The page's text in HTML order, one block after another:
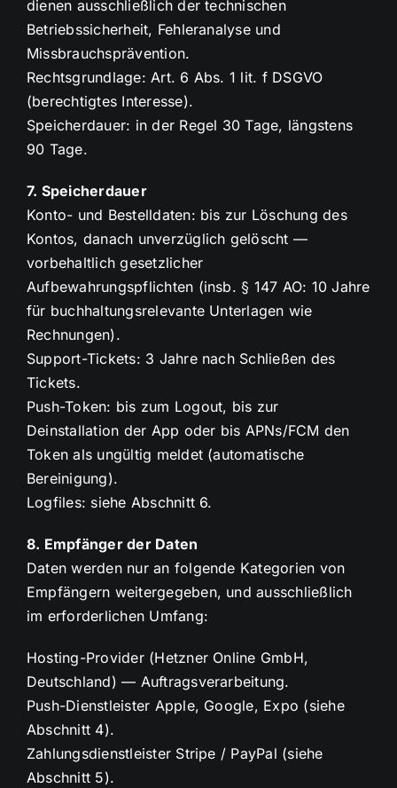
dienen ausschließlich der technischen
Betriebssicherheit, Fehleranalyse und
Missbrauchsprävention.
Rechtsgrundlage: Art. 6 Abs. 1 lit. f DSGVO
(berechtigtes Interesse).
Speicherdauer: in der Regel 30 Tage, längstens
90 Tage.
7. Speicherdauer
Konto- und Bestelldaten: bis zur Löschung des
Kontos, danach unverzüglich gelöscht —
vorbehaltlich gesetzlicher
Aufbewahrungspflichten (insb. § 147 AO: 10 Jahre
für buchhaltungsrelevante Unterlagen wie
Rechnungen).
Support-Tickets: 3 Jahre nach Schließen des
Tickets.
Push-Token: bis zum Logout, bis zur
Deinstallation der App oder bis APNs/FCM den
Token als ungültig meldet (automatische
Bereinigung).
Logfiles: siehe Abschnitt 6.
8. Empfänger der Daten
Daten werden nur an folgende Kategorien von
Empfängern weitergegeben, und ausschließlich
im erforderlichen Umfang:
Hosting-Provider (Hetzner Online GmbH,
Deutschland) — Auftragsverarbeitung.
Push-Dienstleister Apple, Google, Expo (siehe
Abschnitt 4).
Zahlungsdienstleister Stripe / PayPal (siehe
Abschnitt 5).